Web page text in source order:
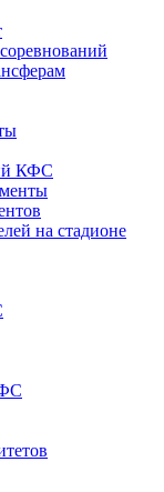
КФС
на стадионе